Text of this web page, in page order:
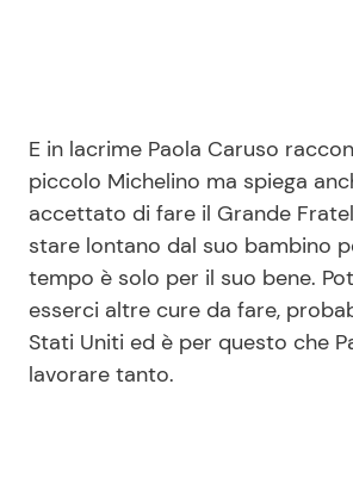
Pubblicità
Privacy Policy
E in lacrime Paola Caruso
piccolo Michelino ma spiega
accettato di fare il Grande
stare lontano dal suo bambino
tempo è solo per il suo bene.
esserci altre cure da fare,
Stati Uniti ed è per questo che
lavorare tanto.